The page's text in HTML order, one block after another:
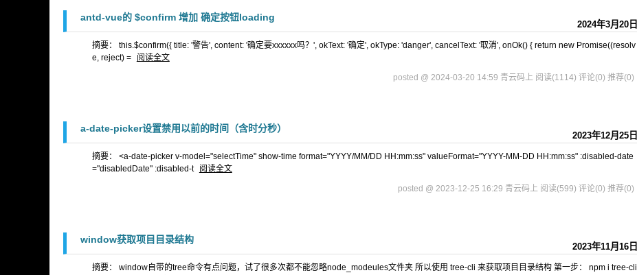
2024年3月20日
antd-vue的 $confirm 增加 确定按钮loading
摘要： this.$confirm({ title: '警告', content: '确定要xxxxxx吗？', okText: '确定', okType: 'danger', cancelText: '取消', onOk() { return new Promise((resolv
e, reject) =
阅读全文
posted @ 2024-03-20 14:59 青云码上 阅读(1114) 评论(0) 推荐(0)
2023年12月25日
a-date-picker设置禁用以前的时间（含时分秒）
摘要： <a-date-picker v-model="selectTime" show-time format="YYYY/MM/DD HH:mm:ss" valueFormat="YYYY-MM-DD HH:mm:ss" :disabled-date
="disabledDate" :disabled-t 阅读全文
posted @ 2023-12-25 16:29 青云码上 阅读(599) 评论(0) 推荐(0)
2023年11月16日
window获取项目目录结构
摘要： window自带的tree命令有点问题，试了很多次都不能忽略node_modeules文件夹 所以使用 tree-cli 来获取项目目录结构 第一步： npm i tree-cli